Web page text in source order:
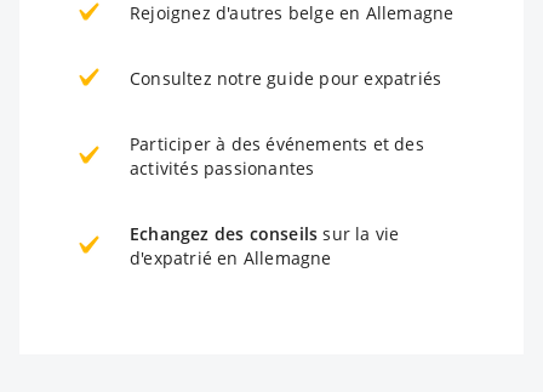
Rejoignez d'autres belge en Allemagne
Consultez notre guide pour expatriés
Participer à des événements et des
activités passionantes
Echangez des conseils sur la vie
d'expatrié en Allemagne